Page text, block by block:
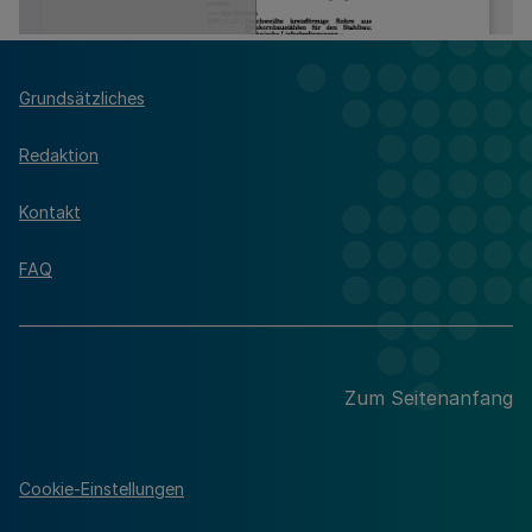
Grundsätzliches
Redaktion
Kontakt
FAQ
Zum Seitenanfang
Cookie-Einstellungen